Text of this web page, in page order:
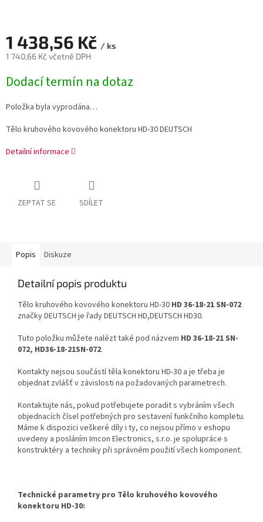
1 438,56 Kč / ks
1 740,66 Kč včetně DPH
cena:
Dodací termín na dotaz
Položka byla vyprodána…
Tělo kruhového kovového konektoru HD-30 DEUTSCH
Detailní informace
ZEPTAT SE SDÍLET
Popis Diskuze
Detailní popis produktu
Tělo kruhového kovového konektoru HD-30 HD 36-18-21 SN-072
značky DEUTSCH je řady DEUTSCH HD,DEUTSCH HD30.
Tuto položku můžete nalézt také pod názvem HD 36-18-21 SN-
072, HD36-18-21SN-072.
Kontakty nejsou součástí těla konektoru HD-30 a je třeba je
objednat zvlášť v závislosti na požadovaných parametrech.
Kontaktujte nás, pokud potřebujete poradit s vybráním všech
objednacích čísel potřebných pro sestavení funkčního kompletu.
Máme k dispozici veškeré díly i ty, co nejsou přímo v eshopu
uvedeny a posláním Imcon Electronics, s.r.o. je spolupráce s
konstruktéry a techniky při správném použití všech komponent.
Technické parametry pro Tělo kruhového kovového
konektoru HD-30: